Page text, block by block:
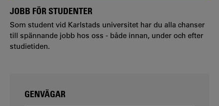
JOBB FÖR STUDENTER
Som student vid Karlstads universitet har du alla chanser
till spännande jobb hos oss - både innan, under och efter
studietiden.
GENVÄGAR